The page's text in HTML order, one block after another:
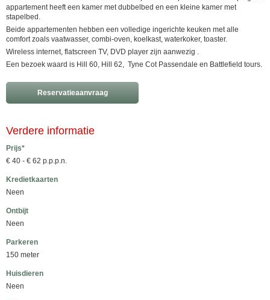
appartement heeft een kamer met dubbelbed en een kleine kamer met
stapelbed.
Beide appartementen hebben een volledige ingerichte keuken met alle
comfort zoals vaatwasser, combi-oven, koelkast, waterkoker, toaster.
Wireless internet, flatscreen TV, DVD player zijn aanwezig .
Een bezoek waard is Hill 60, Hill 62, Tyne Cot Passendale en Battlefield tours.
Reservatieaanvraag
Verdere informatie
Prijs*
€ 40 - € 62 p.p.p.n.
Kredietkaarten
Neen
Ontbijt
Neen
Parkeren
150 meter
Huisdieren
Neen